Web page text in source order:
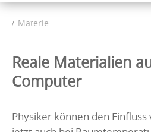
Materie
Reale Materialien
Computer
Physiker können den